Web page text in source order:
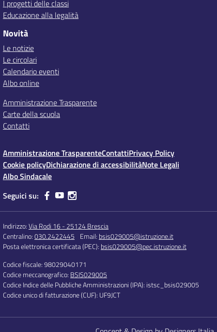
I progetti delle classi
Educazione alla legalità
Novità
Le notizie
Le circolari
Calendario eventi
Albo online
Amministrazione Trasparente
Carte della scuola
Contatti
Amministrazione TrasparenteContattiPrivacy Policy
Cookie policyDichiarazione di accessibilitàNote Legali
Albo Sindacale
Seguici su:
Indirizzo:Via Rodi 16 - 25124 Brescia
Centralino:030.2422445 Email: bsis029005@istruzione.it
Posta elettronica certificata (PEC): bsis029005@pec.istruzione.it
Codice fiscale: 98029040171
Codice meccanografico: BSIS029005
Codice Indice delle Pubbliche Amministrazioni (IPA): istsc_bsis029005
Codice unico di fatturazione (CUF): UF9JCT